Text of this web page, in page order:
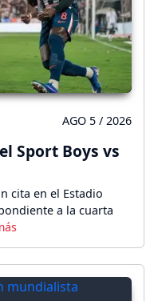
AGO 5 / 2026
Sport Boys vs
cita en el Estadio
a la cuarta